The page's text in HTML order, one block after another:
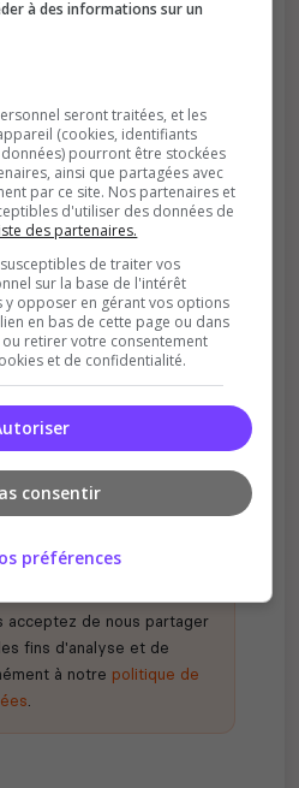
communauté
= plus de joueurs
possibles
offrent des bonus aux
votants
acceptez de nous partager
fins d'analyse et de
à notre politique de
.
à des informations sur un
seront traitées, et les
(cookies, identifiants
pourront être stockées
ainsi que partagées avec
par ce site. Nos partenaires et
d'utiliser des données de
des partenaires.
de traiter vos
sur la base de l'intérêt
y opposer en gérant vos options
en bas de cette page ou dans
retirer votre consentement
et de confidentialité.
consentir
préférences